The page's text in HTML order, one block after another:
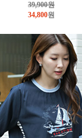
39,900원
34,800원